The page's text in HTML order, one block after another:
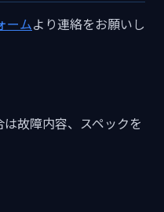
ームより連絡をお願いし
故障内容、スペックを